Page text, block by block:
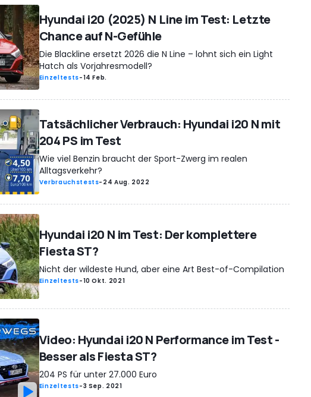
Hyundai i20 (2025) N Line im Test: Letzte
Chance auf N-Gefühle
Die Blackline ersetzt 2026 die N Line – lohnt sich ein Light
Hatch als Vorjahresmodell?
Einzeltests-14 Feb.
Tatsächlicher Verbrauch: Hyundai i20 N mit
204 PS im Test
Wie viel Benzin braucht der Sport-Zwerg im realen
Alltagsverkehr?
Verbrauchstests- 24 Aug. 2022
Hyundai i20 N im Test: Der komplettere
Fiesta ST?
Nicht der wildeste Hund, aber eine Art Best-of-Compilation
Einzeltests-10 Okt. 2021
Video: Hyundai i20 N Performance im Test -
Besser als Fiesta ST?
204 PS für unter 27.000 Euro
Einzeltests-3 Sep. 2021